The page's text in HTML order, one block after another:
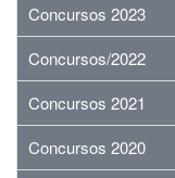
Concursos 2023
Concursos/2022
Concursos 2021
Concursos 2020